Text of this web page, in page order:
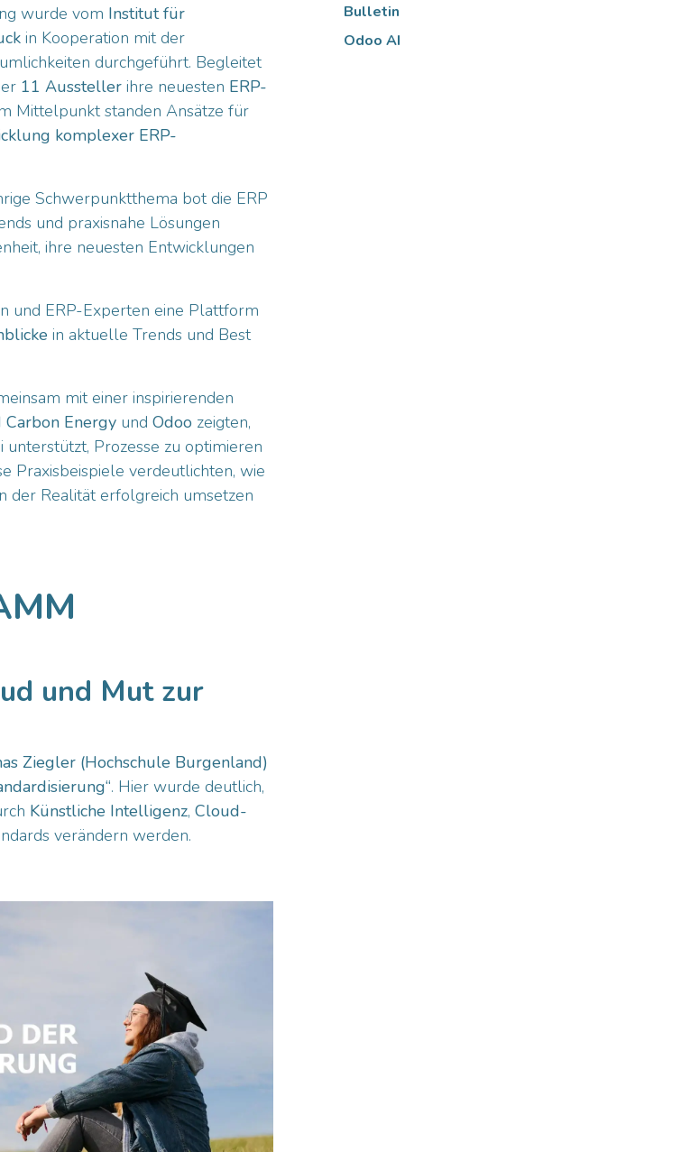
wurde vom Institut für
in Kooperation mit der
durchgeführt. Begleitet
11 Aussteller ihre neuesten ERP-
Mittelpunkt standen Ansätze für
komplexer ERP-
Schwerpunktthema bot die ERP
und praxisnahe Lösungen
ihre neuesten Entwicklungen
und ERP-Experten eine Plattform
in aktuelle Trends und Best
mit einer inspirierenden
Carbon Energy und Odoo zeigten,
Prozesse zu optimieren
Praxisbeispiele verdeutlichten, wie
der Realität erfolgreich umsetzen
und Mut zur
Ziegler (Hochschule Burgenland)
. Hier wurde deutlich,
Künstliche Intelligenz, Cloud-
verändern werden.
Bulletin
Odoo AI